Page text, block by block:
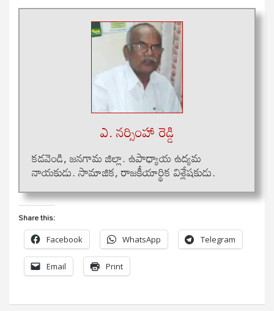
ఎ. నర్సింహా రెడ్డి
క‌డ‌వెండి, జ‌న‌గామ జిల్లా. ఉపాధ్యాయ ఉద్య‌మ
నాయ‌కుడు. సామాజిక‌, రాజ‌కీయార్థిక విశ్లేష‌కుడు.
Share this:
Facebook WhatsApp Telegram
Email Print